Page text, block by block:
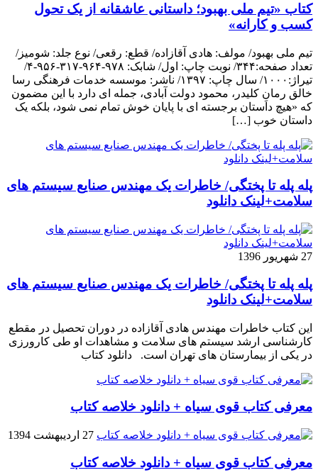
کتاب «تیم ملی بهبود؛ داستانی عاشقانه از یک تحول
کسب و کارانه»
تیم ملی بهبود/ مولف: هادی آقازاده/ قطع: رقعی/ نوع جلد: شومیز/
تعداد صفحه:۳۴۴/ نوبت چاپ: اول/ شابک: ۹۷۸-۹۶۴-۳۱۷-۹۵۶-۴/
تیراژ:۱۰۰۰/ سال چاپ: ۱۳۹۷/ ناشر: موسسه خدمات فرهنگی رسا
خالق رمانِ کلیدر، محمود دولت آبادی، جمله ای دارد با این مضمون
که «هیچ داستان برجسته ای با پایان خوش تمام نمی شود، بلکه یک
داستان خوب […]
پله پله تا پختگی/ خاطرات یک مهندس صنایع سیستم های
سلامت+لینک دانلود
27 شهریور 1396
پله پله تا پختگی/ خاطرات یک مهندس صنایع سیستم های
سلامت+لینک دانلود
این کتاب خاطرات مهندس هادی آقازاده در دوران تحصیل در مقطع
کارشناسی ارشد سیستم های سلامت و مشاهدات او طی کارورزی
در یکی از بیمارستان های تهران است. دانلود کتاب
معرفی کتاب قوی سیاه + دانلود خلاصه کتاب
27 اردیبهشت 1394
معرفی کتاب قوی سیاه + دانلود خلاصه کتاب